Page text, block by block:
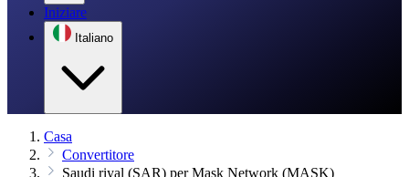
Iniziare
Italiano
Casa
Convertitore
Saudi riyal (SAR) per Mask Network (MASK)